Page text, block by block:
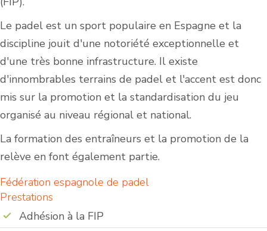
Le padel est un sport populaire en Espagne et la
discipline jouit d'une notoriété exceptionnelle et
d'une très bonne infrastructure. Il existe
d'innombrables terrains de padel et l'accent est donc
mis sur la promotion et la standardisation du jeu
organisé au niveau régional et national.
La formation des entraîneurs et la promotion de la
relève en font également partie.
Fédération espagnole de padel
Prestations
Adhésion à la FIP